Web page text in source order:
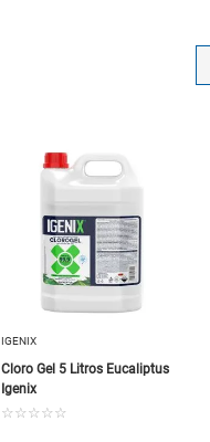
IGENIX
Cloro Gel 5 Litros Eucaliptus
Igenix
☆ ☆ ☆ ☆ ☆